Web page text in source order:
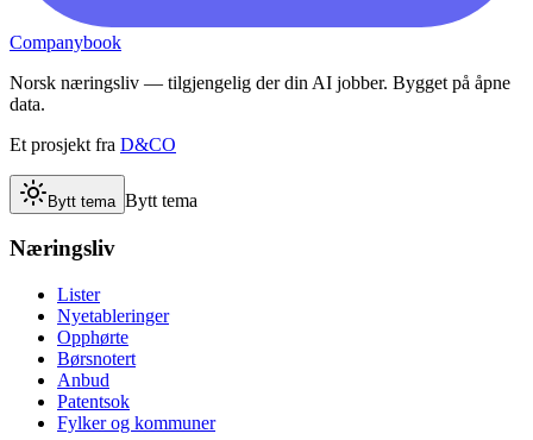
Companybook
Norsk næringsliv — tilgjengelig der din AI jobber. Bygget på åpne
data.
Et prosjekt fra D&CO
Bytt tema Bytt tema
Næringsliv
Lister
Nyetableringer
Opphørte
Børsnotert
Anbud
Patentsok
Fylker og kommuner